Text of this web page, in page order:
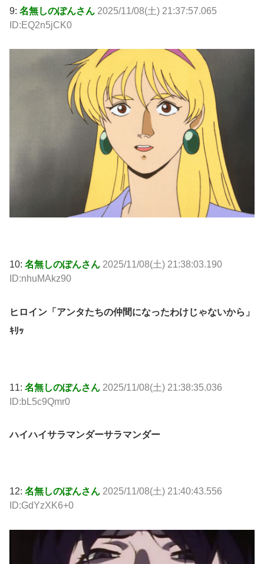
9: 名無しのぽんさん 2025/11/08(土) 21:37:57.065
ID:EQ2n5jCK0
10: 名無しのぽんさん 2025/11/08(土) 21:38:03.190
ID:nhuMAkz90
ヒロイン「アンタたちの仲間になったわけじゃないから」
ｷﾘｯ
11: 名無しのぽんさん 2025/11/08(土) 21:38:35.036
ID:bL5c9Qmr0
ハイハイサラマンダーサラマンダー
12: 名無しのぽんさん 2025/11/08(土) 21:40:43.556
ID:GdYzXK6+0